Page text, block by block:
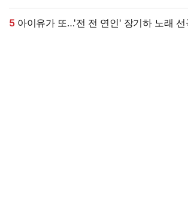
엄마가 알아봐" (원마이크)
5아이유가 또…'전 전 연인' 장기하 노래 선곡이 부른 파장